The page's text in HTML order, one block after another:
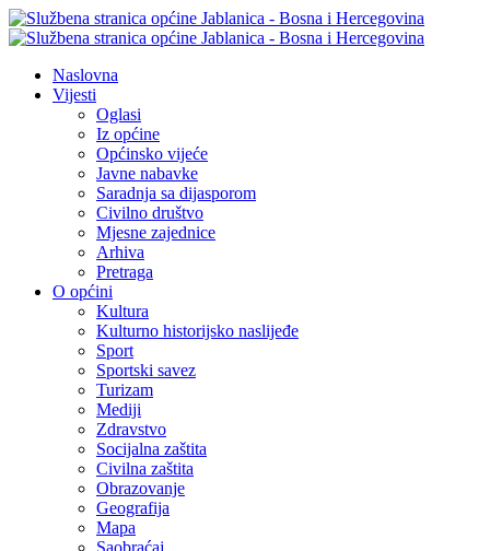
Naslovna
Vijesti
Oglasi
Iz općine
Općinsko vijeće
Javne nabavke
Saradnja sa dijasporom
Civilno društvo
Mjesne zajednice
Arhiva
Pretraga
O općini
Kultura
Kulturno historijsko naslijeđe
Sport
Sportski savez
Turizam
Mediji
Zdravstvo
Socijalna zaštita
Civilna zaštita
Obrazovanje
Geografija
Mapa
Saobraćaj